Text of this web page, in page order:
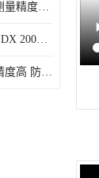
石灰石元素测试仪 测量精度高 测量方便 快捷
电镀液成分分析仪 EDX 2000A 测量 穿透力强
全元素检测仪 测量精度高 防尘 防水性能好